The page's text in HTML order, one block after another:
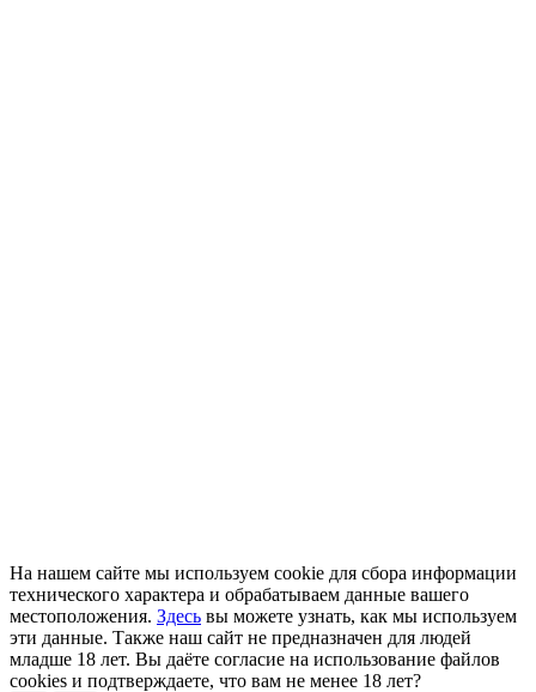
На нашем сайте мы используем cookie для сбора информации
технического характера и обрабатываем данные вашего
местоположения. Здесь вы можете узнать, как мы используем
эти данные. Также наш сайт не предназначен для людей
младше 18 лет. Вы даёте согласие на использование файлов
cookies и подтверждаете, что вам не менее 18 лет?